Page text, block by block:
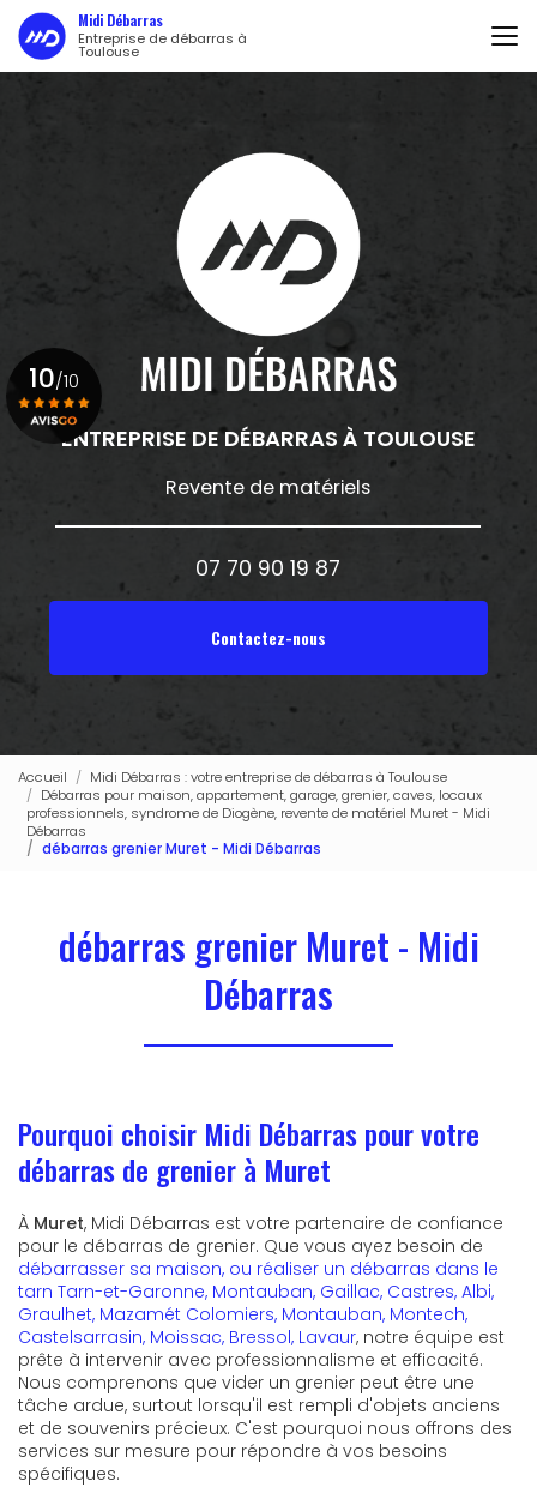
Aller
au
contenu
principal
Midi Débarras
Entreprise de débarras à
Toulouse
ENTREPRISE DE DÉBARRAS À TOULOUSE
Revente de matériels
07 70 90 19 87
Contactez-nous
10/10
Accueil
Midi Débarras : votre entreprise de débarras à Toulouse
Débarras pour maison, appartement, garage, grenier, caves, locaux
professionnels, syndrome de Diogène, revente de matériel Muret - Midi
Débarras
débarras grenier Muret - Midi Débarras
débarras grenier Muret - Midi
Débarras
Pourquoi choisir Midi Débarras pour votre
débarras de grenier à Muret
À Muret, Midi Débarras est votre partenaire de confiance
pour le débarras de grenier. Que vous ayez besoin de
débarrasser sa maison, ou réaliser un débarras dans le
tarn Tarn-et-Garonne, Montauban, Gaillac, Castres, Albi,
Graulhet, Mazamét Colomiers, Montauban, Montech,
Castelsarrasin, Moissac, Bressol, Lavaur, notre équipe est
prête à intervenir avec professionnalisme et efficacité.
Nous comprenons que vider un grenier peut être une
tâche ardue, surtout lorsqu'il est rempli d'objets anciens
et de souvenirs précieux. C'est pourquoi nous offrons des
services sur mesure pour répondre à vos besoins
spécifiques.